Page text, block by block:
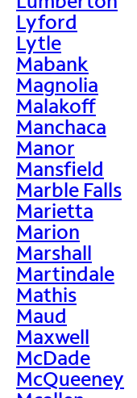
Lyford
Lytle
Mabank
Magnolia
Malakoff
Manchaca
Manor
Mansfield
Marble Falls
Marietta
Marion
Marshall
Martindale
Mathis
Maud
Maxwell
McDade
McQueeney